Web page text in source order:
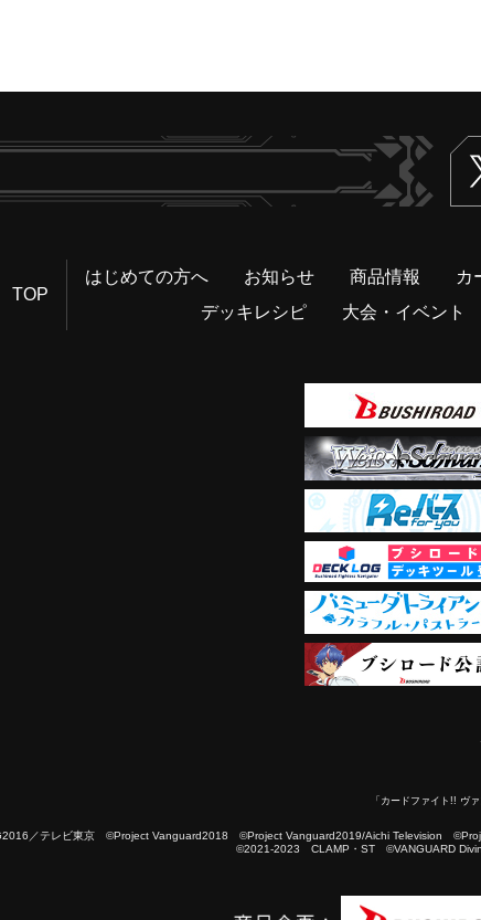
TOP
はじめての方へ お知らせ 商品情報 カ
デッキレシピ
大会・イベント
「カードファイト!! ヴ
／テレビ東京 ©Project Vanguard2018 ©Project Vanguard2019/Aichi Television
©2021-2023 CLAMP・ST ©VANGUARD